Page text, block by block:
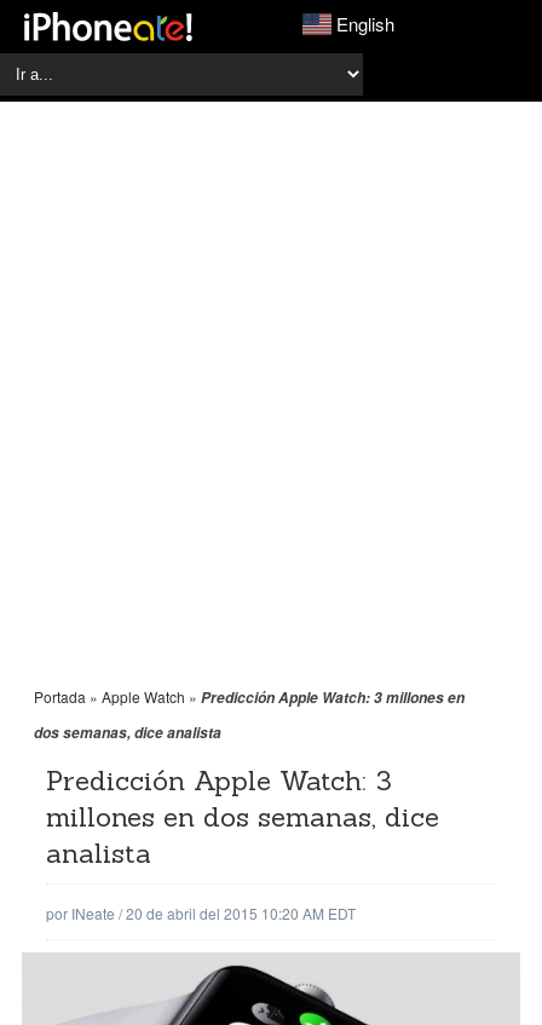
English
Portada » Apple Watch » Predicción Apple Watch: 3 millones en
dos semanas, dice analista
Predicción Apple Watch: 3
millones en dos semanas, dice
analista
por INeate /20 de abril del 2015 10:20 AM EDT